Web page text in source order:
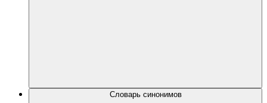
Словарь синонимов